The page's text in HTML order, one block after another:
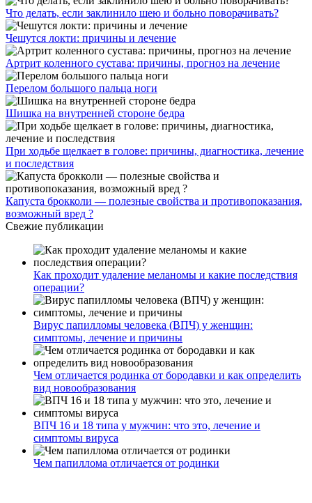
Что делать, если заклинило шею и больно поворачивать?
Чешутся локти: причины и лечение
Артрит коленного сустава: причины, прогноз на лечение
Перелом большого пальца ноги
Шишка на внутренней стороне бедра
При ходьбе щелкает в голове: причины, диагностика, лечение
и последствия
Капуста брокколи — полезные свойства и противопоказания,
возможный вред ?
Свежие публикации
Как проходит удаление меланомы и какие последствия
операции?
Вирус папилломы человека (ВПЧ) у женщин:
симптомы, лечение и причины
Чем отличается родинка от бородавки и как определить
вид новообразования
ВПЧ 16 и 18 типа у мужчин: что это, лечение и
симптомы вируса
Чем папиллома отличается от родинки